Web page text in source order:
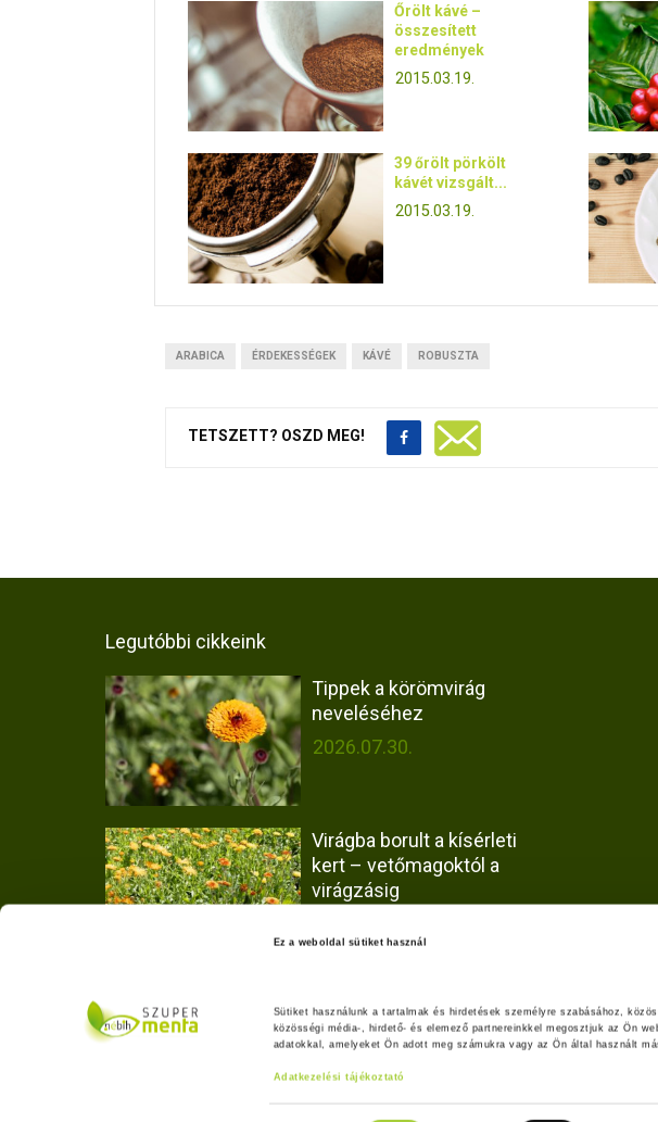
Ez a weboldal sütiket használ
Sütiket használunk a tartalmak és hirdetések személyre szabásához,
közösségi média-, hirdető- és elemező partnereinkkel megosztjuk az Ön
adatokkal, amelyeket Ön adott meg számukra vagy az Ön által használt
Adatkezelési tájékoztató
Őrölt kávé –
összesített
eredmények
2015.03.19.
39 őrölt pörkölt
kávét vizsgált...
2015.03.19.
ARABICA ÉRDEKESSÉGEK KÁVÉ ROBUSZTA
TETSZETT? OSZD MEG!
Legutóbbi cikkeink
Tippek a körömvirág
neveléséhez
2026.07.30.
Virágba borult a kísérleti
kert – vetőmagoktól a
virágzásig
Olaszrizling borok fajta-
eredetét?
2026.06.25.